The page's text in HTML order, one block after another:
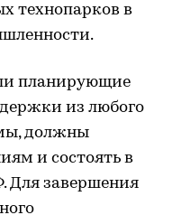
технопарков в
планирующие
из любого
должны
и состоять в
Для завершения